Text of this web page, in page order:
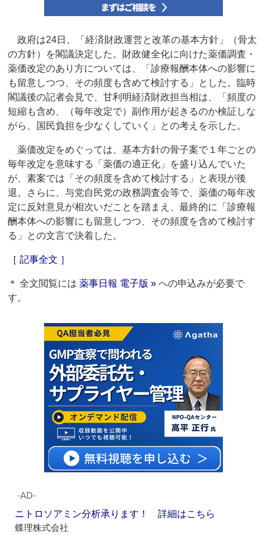
政府は24日、「経済財政運営と改革の基本方針」（骨太
の方針）を閣議決定した。財政健全化に向けた薬価調査・
薬価改定のあり方については、「診療報酬本体への影響に
も留意しつつ、その頻度も含めて検討する」とした。臨時
閣議後の記者会見で、甘利明経済財政担当相は、「頻度の
短縮も含め、（毎年改定で）副作用が起きるのか検証しな
がら、国民負担を少なくしていく」との考えを示した。
薬価改定をめぐっては、基本方針の骨子案で１年ごとの
毎年改定を意味する「薬価の適正化」を盛り込んでいた
が、素案では「その頻度を含めて検討する」と表現が後
退。さらに、与党自民党の政務調査会等で、薬価の毎年改
定に反対意見が相次いだことを踏まえ、最終的に「診療報
酬本体への影響にも留意しつつ、その頻度を含めて検討す
る」との文言で決着した。
［ 記事全文 ］
＊ 全文閲覧には薬事日報 電子版 » への申込みが必要で
す。
‐AD‐
ニトロソアミン分析承ります！ 詳細はこちら
蝶理株式会社